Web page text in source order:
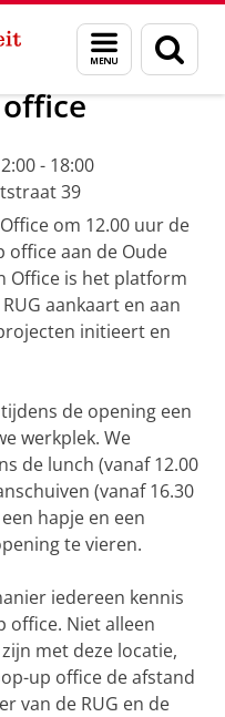
Menu
en
zoeken
Duurzaamheid
- 18:00
39
om 12.00 uur de
office aan de Oude
Office is het platform
aankaart en aan
initieert en
de opening een
werkplek. We
de lunch (vanaf 12.00
(vanaf 16.30
hapje en een
te vieren.
iedereen kennis
office. Niet alleen
met deze locatie,
up office de afstand
van de RUG en de